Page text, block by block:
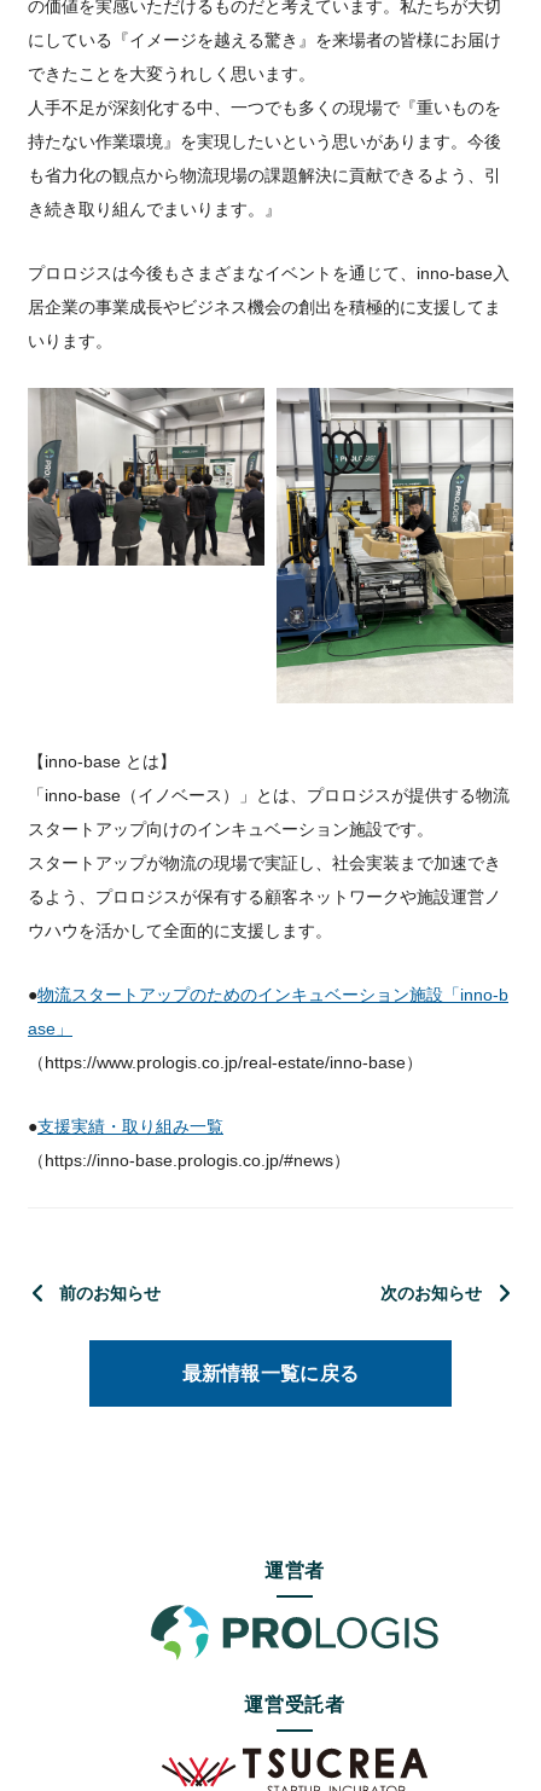
の価値を実感いただけるものだと考えています。私たちが大切
にしている『イメージを越える驚き』を来場者の皆様にお届け
できたことを大変うれしく思います。
人手不足が深刻化する中、一つでも多くの現場で『重いものを
持たない作業環境』を実現したいという思いがあります。今後
も省力化の観点から物流現場の課題解決に貢献できるよう、引
き続き取り組んでまいります。』
プロロジスは今後もさまざまなイベントを通じて、inno-base入
居企業の事業成長やビジネス機会の創出を積極的に支援してま
いります。
【inno-base とは】
「inno-base（イノベース）」とは、プロロジスが提供する物流
スタートアップ向けのインキュベーション施設です。
スタートアップが物流の現場で実証し、社会実装まで加速でき
るよう、プロロジスが保有する顧客ネットワークや施設運営ノ
ウハウを活かして全面的に支援します。
●物流スタートアップのためのインキュベーション施設「inno-b
ase」
（https://www.prologis.co.jp/real-estate/inno-base）
●支援実績・取り組み一覧
（https://inno-base.prologis.co.jp/#news）
前のお知らせ 次のお知らせ
最新情報一覧に戻る
運営者
運営受託者